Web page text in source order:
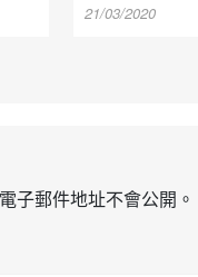
21/03/2020
子郵件地址不會公開。